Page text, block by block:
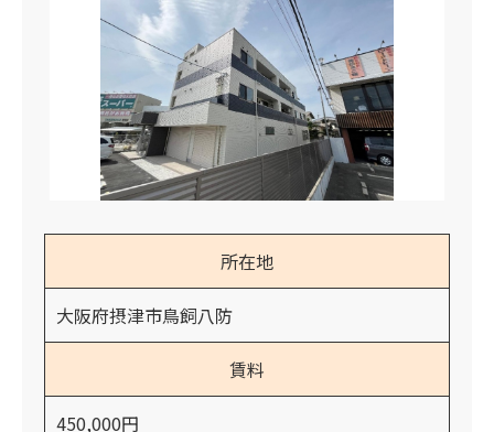
所在地
大阪府摂津市鳥飼八防
賃料
450,000円